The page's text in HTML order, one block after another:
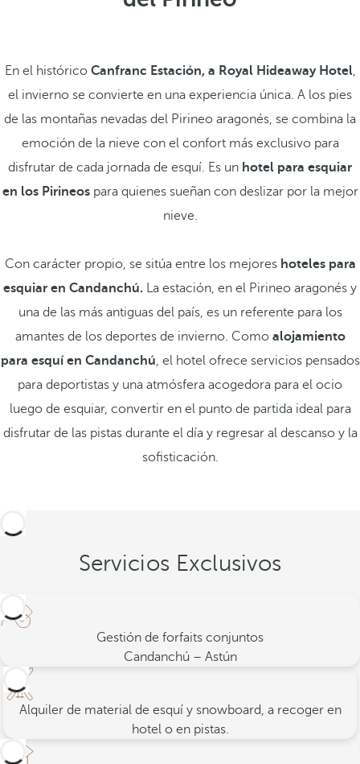
En el histórico Canfranc Estación, a Royal Hideaway Hotel,
el invierno se convierte en una experiencia única. A los pies
de las montañas nevadas del Pirineo aragonés, se combina la
emoción de la nieve con el confort más exclusivo para
disfrutar de cada jornada de esquí. Es un hotel para esquiar
en los Pirineospara quienes sueñan con deslizar por la mejor
nieve.
Con carácter propio, se sitúa entre los mejores hoteles para
esquiar en Candanchú. La estación, en el Pirineo aragonés y
una de las más antiguas del país, es un referente para los
amantes de los deportes de invierno. Como alojamiento
para esquí en Candanchú, el hotel ofrece servicios pensados
para deportistas y una atmósfera acogedora para el ocio
luego de esquiar, convertir en el punto de partida ideal para
disfrutar de las pistas durante el día y regresar al descanso y la
sofisticación.
Servicios Exclusivos
Gestión de forfaits conjuntos
Candanchú – Astún
Alquiler de material de esquí y snowboard, a recoger en
hotel o en pistas.